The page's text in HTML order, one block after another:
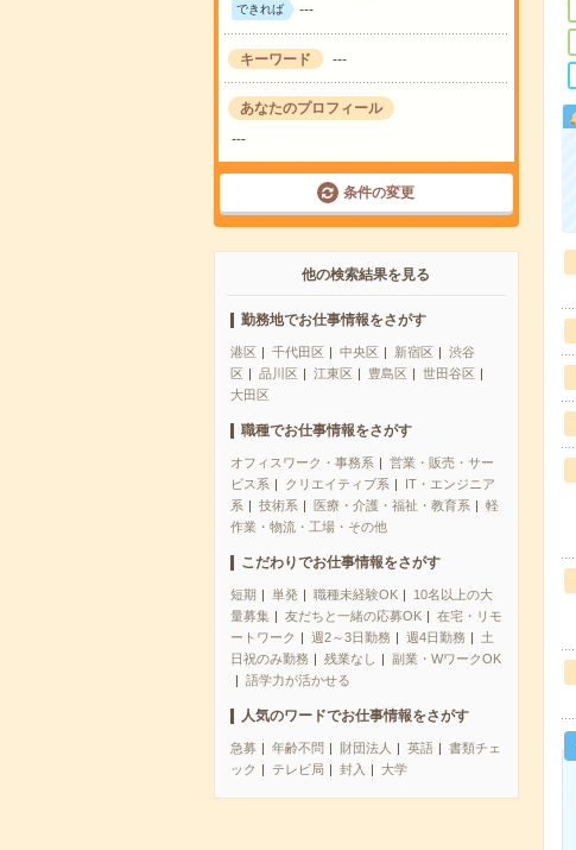
できれば ---
キーワード ---
あなたのプロフィール
---
条件の変更
他の検索結果を見る
勤務地でお仕事情報をさがす
港区 千代田区 中央区 新宿区
渋谷
区
品川区 江東区 豊島区
世田谷区
大田区
職種でお仕事情報をさがす
オフィスワーク・事務系
営業・販売・サー
ビス系
クリエイティブ系
IT・エンジニア
系
技術系 医療・介護・福祉・教育系
軽
作業・物流・工場・その他
こだわりでお仕事情報をさがす
短期 単発 職種未経験OK
10名以上の大
量募集
友だちと一緒の応募OK
在宅・リモ
ートワーク
週2～3日勤務 週4日勤務
土
日祝のみ勤務
残業なし
副業・WワークOK
語学力が活かせる
人気のワードでお仕事情報をさがす
急募 年齢不問 財団法人 英語
書類チェ
ック
テレビ局 封入 大学